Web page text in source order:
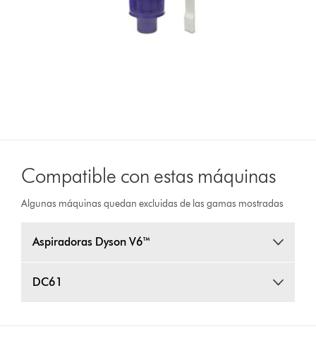
Compatible con estas máquinas
Algunas máquinas quedan excluidas de las gamas mostradas
Aspiradoras Dyson V6™
DC61